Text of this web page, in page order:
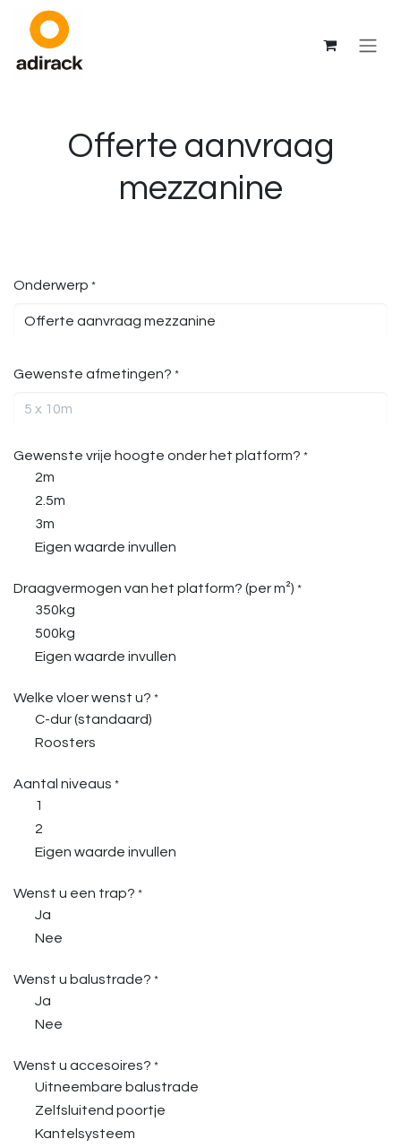
Se rendre au contenu
Offerte aanvraag
mezzanine
Onderwerp *
Gewenste afmetingen? *
Gewenste vrije hoogte onder het platform? *
2m
2.5m
3m
Eigen waarde invullen
Draagvermogen van het platform? (per m²) *
350kg
500kg
Eigen waarde invullen
Welke vloer wenst u? *
C-dur (standaard)
Roosters
Aantal niveaus *
1
2
Eigen waarde invullen
Wenst u een trap? *
Ja
Nee
Wenst u balustrade? *
Ja
Nee
Wenst u accesoires? *
Uitneembare balustrade
Zelfsluitend poortje
Kantelsysteem